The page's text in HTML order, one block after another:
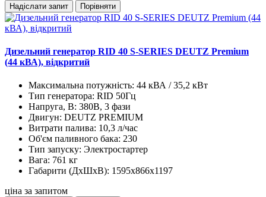
Надіслати запит Порівняти
Дизельний генератор RID 40 S-SERIES DEUTZ Premium
(44 кВА), відкритий
Максимальна потужність: 44 кВА / 35,2 кВт
Тип генератора: RID 50Гц
Напруга, В: 380В, 3 фази
Двигун: DEUTZ PREMIUM
Витрати палива: 10,3 л/час
Об'єм паливного бака: 230
Тип запуску: Электростартер
Вага: 761 кг
Габарити (ДхШхВ): 1595x866x1197
ціна за запитом